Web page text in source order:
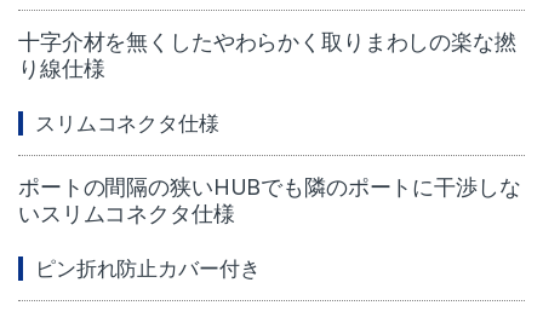
十字介材を無くしたやわらかく取りまわしの楽な撚
り線仕様
スリムコネクタ仕様
ポートの間隔の狭いHUBでも隣のポートに干渉しな
いスリムコネクタ仕様
ピン折れ防止カバー付き